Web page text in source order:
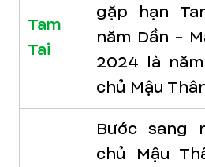
Tam
Tai
gặp hạn
năm Dần -
2024 là
chủ Mậu
Bước sang
chủ Mậu